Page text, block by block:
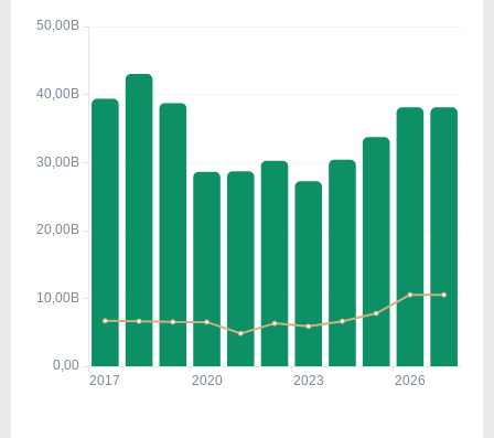
e financeiras que, ao longo dos séculos, evoluíram
Nos anos iniciais da SMFG, a prioridade foi
japonesa dos anos 1990, reforçando capital,
integrando sistemas e expandindo
expansão global com aquisições na Ásia e
investimentos em bancos dos Estados Unidos e da
América Latina. Também fortaleceu sua atuação em
mercados de capitais por meio da SMBC Nikko